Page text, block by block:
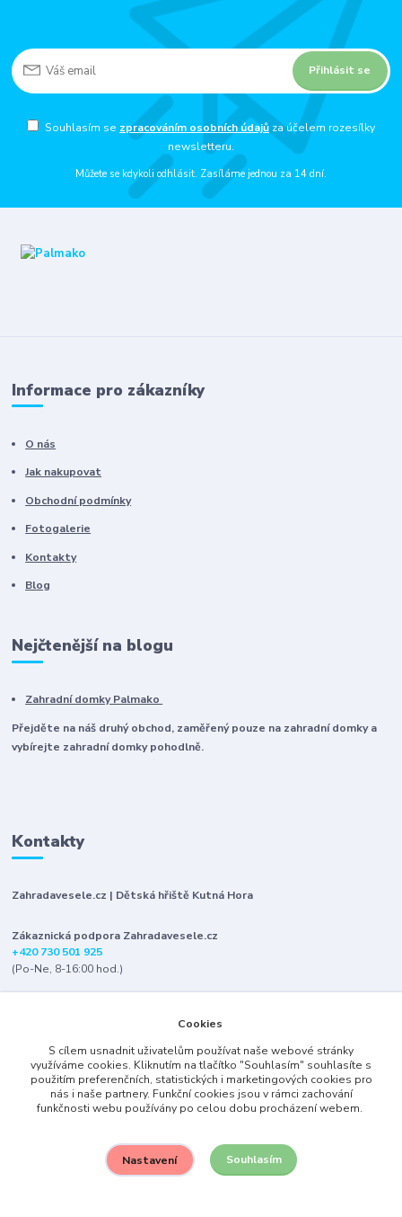
Přihlásit se
Souhlasím se zpracováním osobních údajůza účelem rozesílky
newsletteru.
Můžete se kdykoli odhlásit. Zasíláme jednou za 14 dní.
Informace pro zákazníky
O nás
Jak nakupovat
Obchodní podmínky
Fotogalerie
Kontakty
Blog
Nejčtenější na blogu
Zahradní domky Palmako
Přejděte na náš druhý obchod, zaměřený pouze na zahradní domky a
vybírejte zahradní domky pohodlně.
Kontakty
Zahradavesele.cz | Dětská hřiště Kutná Hora
Zákaznická podpora Zahradavesele.cz
+420 730 501 925
(Po-Ne, 8-16:00 hod.)
2007-2023
Cookies
S cílem usnadnit uživatelům používat naše webové stránky
využíváme cookies. Kliknutím na tlačítko "Souhlasím" souhlasíte s
použitím preferenčních, statistických i marketingových cookies pro
nás i naše partnery. Funkční cookies jsou v rámci zachování
funkčnosti webu používány po celou dobu procházení webem.
Nastavení Souhlasím